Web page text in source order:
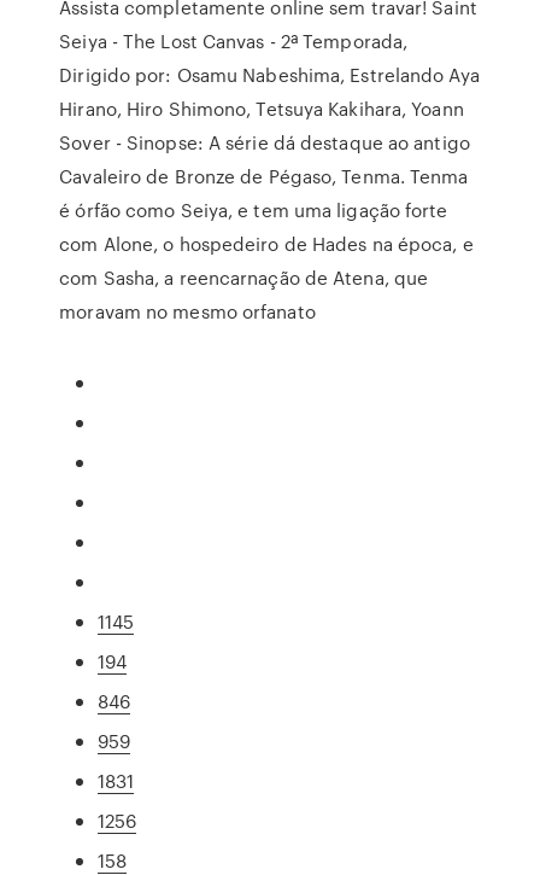
Assista completamente online sem travar! Saint
Seiya - The Lost Canvas - 2ª Temporada,
Dirigido por: Osamu Nabeshima, Estrelando Aya
Hirano, Hiro Shimono, Tetsuya Kakihara, Yoann
Sover - Sinopse: A série dá destaque ao antigo
Cavaleiro de Bronze de Pégaso, Tenma. Tenma
é órfão como Seiya, e tem uma ligação forte
com Alone, o hospedeiro de Hades na época, e
com Sasha, a reencarnação de Atena, que
moravam no mesmo orfanato
1145
194
846
959
1831
1256
158